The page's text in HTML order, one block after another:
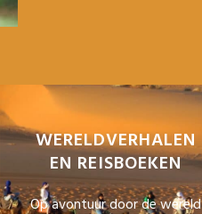
WERELDVERHALEN
EN REISBOEKEN
Op avontuur door de wereld